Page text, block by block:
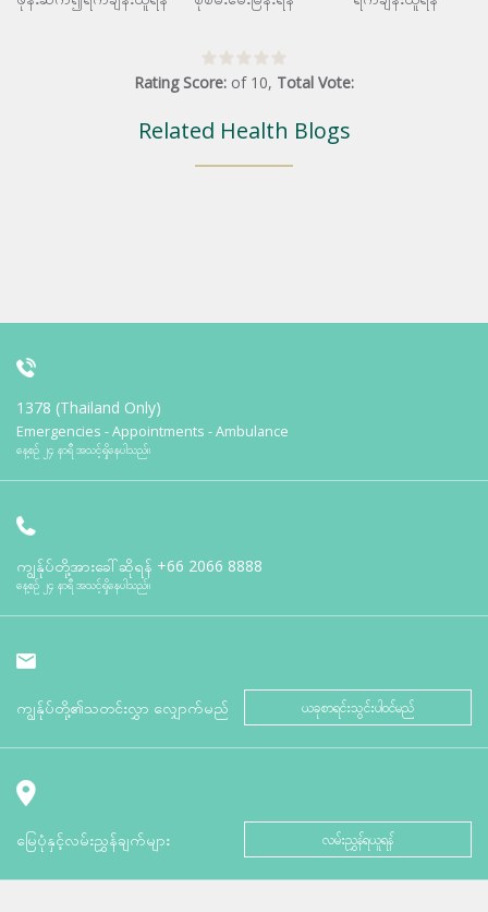
Rating Score: of 10, Total Vote:
Related Health Blogs
1378 (Thailand Only)
Emergencies - Appointments - Ambulance
နေ့စဉ် ၂၄ နာရီ အသင့်ရှိနေပါသည်။
ကျွန်ုပ်တို့အားခေါ်ဆိုရန် +66 2066 8888
နေ့စဉ် ၂၄ နာရီ အသင့်ရှိနေပါသည်။
ကျွန်ုပ်တို့၏သတင်းလွှာ လျှောက်မည် ယခုစာရင်းသွင်းပါဝင်မည်
မြေပုံနှင့်လမ်းညွှန်ချက်များ လမ်းညွှန်ရယူရန်